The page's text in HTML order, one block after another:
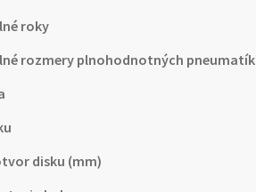
roky
rozmery plnohodnotných pneumatík
disku (mm)